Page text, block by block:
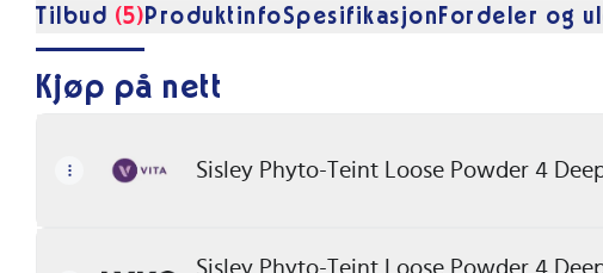
Tilbud (5) ProduktinfoSpesifikasjon Fordeler og
Kjøp på nett
Sisley Phyto-Teint Loose Powder 4
Sisley Phyto-Teint Loose Powder 4